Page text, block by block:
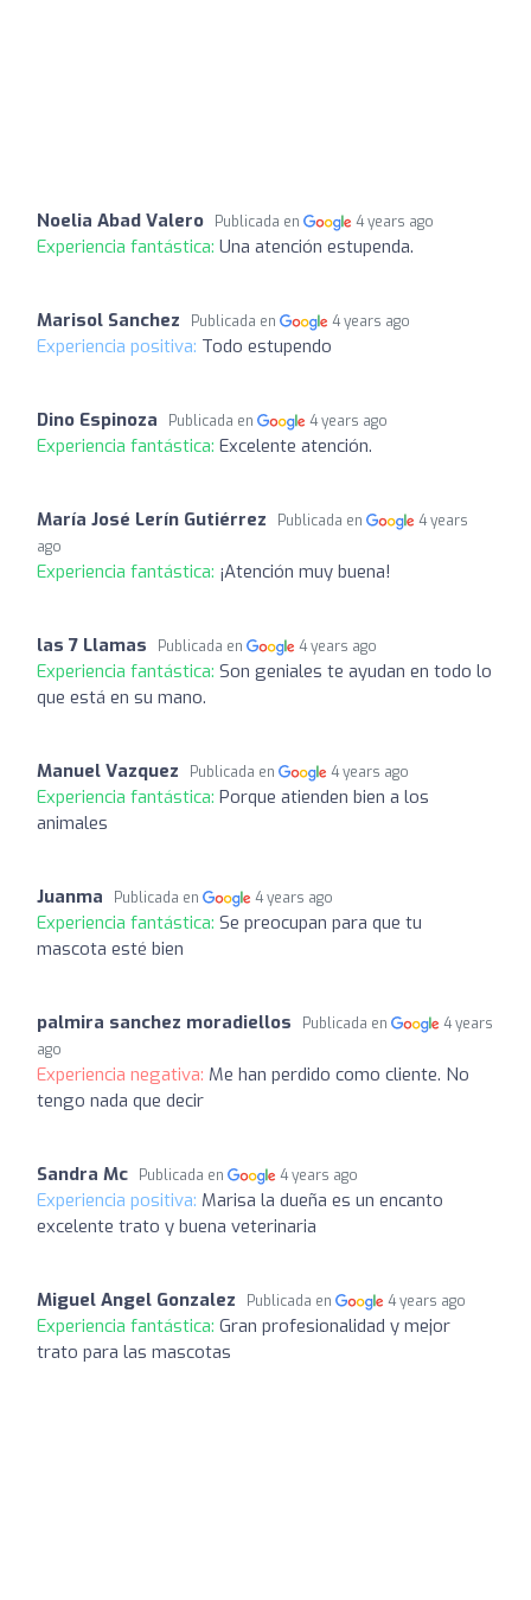
Noelia Abad Valero Publicada en 4 years ago
Experiencia fantástica: Una atención estupenda.
Marisol Sanchez Publicada en 4 years ago
Experiencia positiva: Todo estupendo
Dino Espinoza Publicada en 4 years ago
Experiencia fantástica: Excelente atención.
María José Lerín Gutiérrez Publicada en
4 years
ago
Experiencia fantástica: ¡Atención muy buena!
las 7 Llamas Publicada en 4 years ago
Experiencia fantástica: Son geniales te ayudan en todo lo
que está en su mano.
Manuel Vazquez Publicada en 4 years ago
Experiencia fantástica: Porque atienden bien a los
animales
Juanma Publicada en 4 years ago
Experiencia fantástica: Se preocupan para que tu
mascota esté bien
palmira sanchez moradiellos Publicada en
4 years
ago
Experiencia negativa: Me han perdido como cliente. No
tengo nada que decir
Sandra Mc Publicada en 4 years ago
Experiencia positiva: Marisa la dueña es un encanto
excelente trato y buena veterinaria
Miguel Angel Gonzalez Publicada en 4 years ago
Experiencia fantástica: Gran profesionalidad y mejor
trato para las mascotas